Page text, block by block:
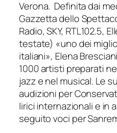
Verona. Definita dai
Gazzetta dello
Radio, SKY, RTL102.5,
testate) «uno dei
italiani», Elena
1000 artisti preparati
jazz e nel musical. Le
audizioni per
lirici internazionali e in
seguito voci per